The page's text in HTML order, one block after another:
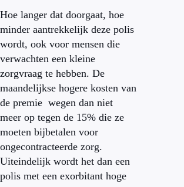
Hoe langer dat doorgaat, hoe
minder aantrekkelijk deze polis
wordt, ook voor mensen die
verwachten een kleine
zorgvraag te hebben. De
maandelijkse hogere kosten van
de premie wegen dan niet
meer op tegen de 15% die ze
moeten bijbetalen voor
ongecontracteerde zorg.
Uiteindelijk wordt het dan een
polis met een exorbitant hoge